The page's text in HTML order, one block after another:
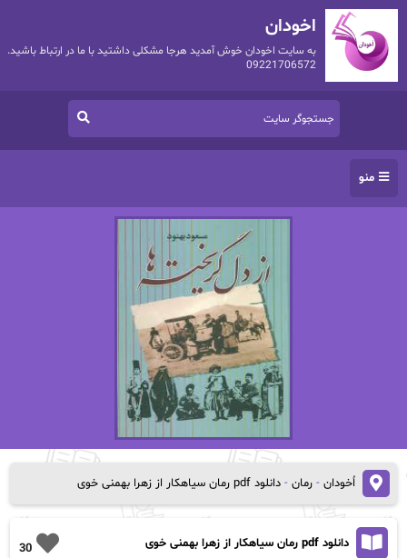
اخودان
به سایت اخودان خوش آمدید هرجا مشکلی داشتید با ما در ارتباط باشید.
09221706572
منو
اُخودان- رمان- دانلود pdf رمان سیاهکار از زهرا بهمنی خوی
30 دانلود pdf رمان سیاهکار از زهرا بهمنی خوی